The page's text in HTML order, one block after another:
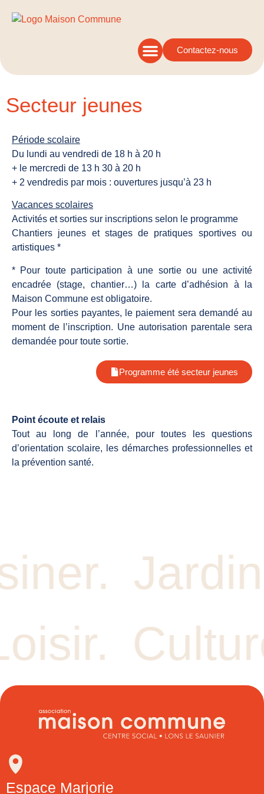
Contactez-nous
Secteur jeunes
Période scolaire
Du lundi au vendredi de 18 h à 20 h
+ le mercredi de 13 h 30 à 20 h
+ 2 vendredis par mois : ouvertures jusqu’à 23 h
Vacances scolaires
Activités et sorties sur inscriptions selon le programme
Chantiers jeunes et stages de pratiques sportives ou
artistiques *
* Pour toute participation à une sortie ou une activité
encadrée (stage, chantier…) la carte d’adhésion à la
Maison Commune est obligatoire.
Pour les sorties payantes, le paiement sera demandé au
moment de l’inscription. Une autorisation parentale sera
demandée pour toute sortie.
Programme été secteur jeunes
Point écoute et relais
Tout au long de l’année, pour toutes les questions
d’orientation scolaire, les démarches professionnelles et
la prévention santé.
Espace Marjorie